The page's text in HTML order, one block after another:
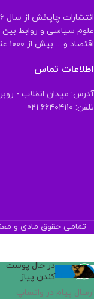
علوم سیاسی و روابط بین
اقتصاد و ... بیش از ۱۰۰۰ عنوان کتاب روانه بازار نشر کرده است .
اطلاعات تماس
آدرس: میدان انقلاب -
تلفن: ۶۶۴۰۴۱۱۰ 021
تمامی حقوق مادی و
در حال پوست
کندن پیاز
ارسال پیام در واتساپ